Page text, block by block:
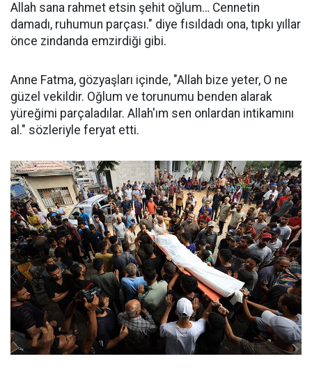
Allah sana rahmet etsin şehit oğlum… Cennetin
damadı, ruhumun parçası." diye fısıldadı ona, tıpkı yıllar
önce zindanda emzirdiği gibi.
Anne Fatma, gözyaşları içinde, "Allah bize yeter, O ne
güzel vekildir. Oğlum ve torunumu benden alarak
yüreğimi parçaladılar. Allah'ım sen onlardan intikamını
al." sözleriyle feryat etti.